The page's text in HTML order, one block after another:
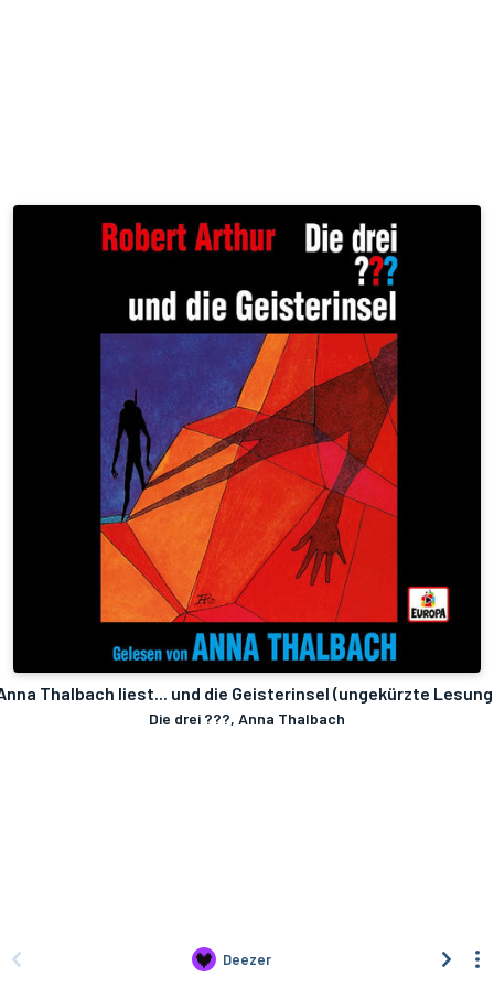
Thalbach liest... und die Geisterinsel (ungekürzte
Die drei ???, Anna Thalbach
Deezer